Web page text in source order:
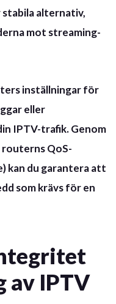
alternativ,
mot streaming-
inställningar för
eller
IPTV-trafik. Genom
routerns QoS-
kan du garantera att
som krävs för en
av IPTV